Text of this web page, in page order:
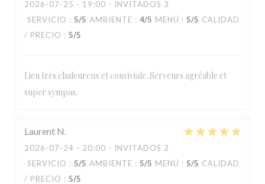
2026-07-25 - 19:00 - INVITADOS 3
SERVICIO : 5/5 AMBIENTE : 4/5 MENÚ : 5/5 CALIDAD
/ PRECIO : 5/5
Lieu trés chaleureux et conviviale. Serveurs agréable et
super sympas.
Laurent N
2026-07-24 - 20:00 - INVITADOS 2
SERVICIO : 5/5 AMBIENTE : 5/5 MENÚ : 5/5 CALIDAD
/ PRECIO : 5/5